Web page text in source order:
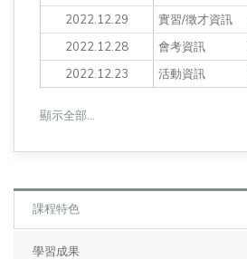
實習/徵才資訊
會考資訊
活動資訊
2022.12.29
2022.12.28
2022.12.23
顯示全部…
課程特色
學習成果